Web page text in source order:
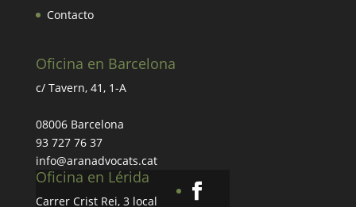
Contacto
Oficina en Barcelona
c/ Tavern, 41, 1-A
08006 Barcelona
93 727 76 37
info@aranadvocats.cat
Oficina en Lérida
Carrer Crist Rei, 3 local